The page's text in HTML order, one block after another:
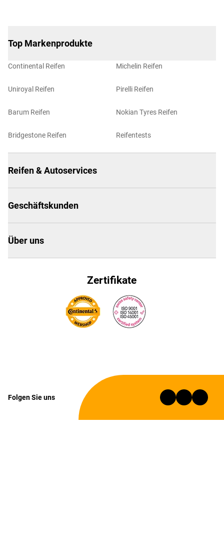
Top Markenprodukte
Continental Reifen
Uniroyal Reifen
Barum Reifen
Bridgestone Reifen
Michelin Reifen
Pirelli Reifen
Nokian Tyres Reifen
Reifentests
Reifen & Autoservices
Geschäftskunden
Über uns
Zertifikate
Folgen Sie uns